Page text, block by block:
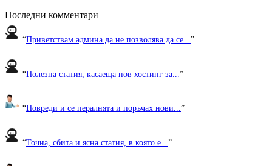
Последни комментари
“Приветствам админа да не позволява да се... ”
“Полезна статия, касаеща нов хостинг за... ”
“Повреди и се пералнята и поръчах нови...”
“Точна, сбита и ясна статия, в която е...”